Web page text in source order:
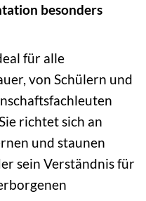
besonders
für alle
von Schülern und
richtet sich an
und staunen
sein Verständnis für